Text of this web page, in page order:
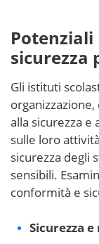
sicurezza
Gli istituti
alla sicurezza
sulle loro
sicurezza degli
sensibili.
conformità e
Sicurezza